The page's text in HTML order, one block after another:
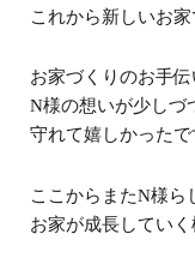
これから新しいお
お家づくりのお手伝
N様の想いが少しづ
守れて嬉しかったで
ここからまたN様ら
お家が成長してい